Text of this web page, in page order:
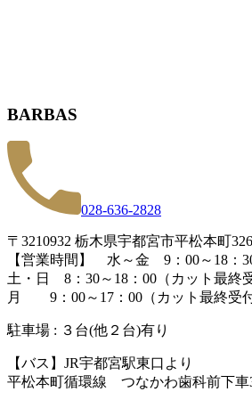
BARBAS
028-636-2828
〒3210932 栃木県宇都宮市平松本町
【営業時間】 水～金 9：00～18：
土・日 8：30～18：00（カット最終
月 9：00～17：00（カット最終受付
駐車場 : ３台(他２台)有り
【バス】JR宇都宮駅東口より
平松本町循環線 つなかわ歯科前下車